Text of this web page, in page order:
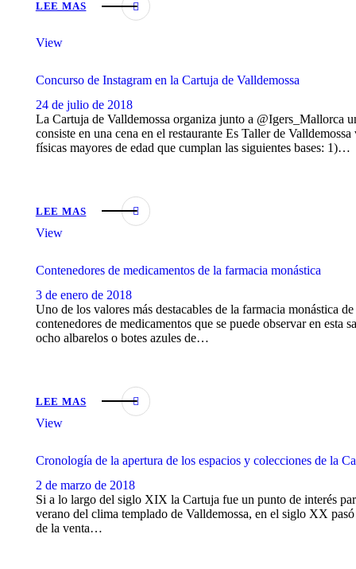
LEE MAS
View
Concurso de Instagram en la Cartuja de Valldemossa
24 de julio de 2018
La Cartuja de Valldemossa organiza junto a @Igers_Mallorca
consiste en una cena en el restaurante Es Taller de
físicas mayores de edad que cumplan las siguientes bases: 1)…
LEE MAS
View
Contenedores de medicamentos de la farmacia monástica
3 de enero de 2018
Uno de los valores más destacables de la farmacia monástica
contenedores de medicamentos que se puede observar en esta
ocho albarelos o botes azules de…
LEE MAS
View
Cronología de la apertura de los espacios y colecciones de la
2 de marzo de 2018
Si a lo largo del siglo XIX la Cartuja fue un punto de interés
verano del clima templado de Valldemossa, en el siglo XX
de la venta…